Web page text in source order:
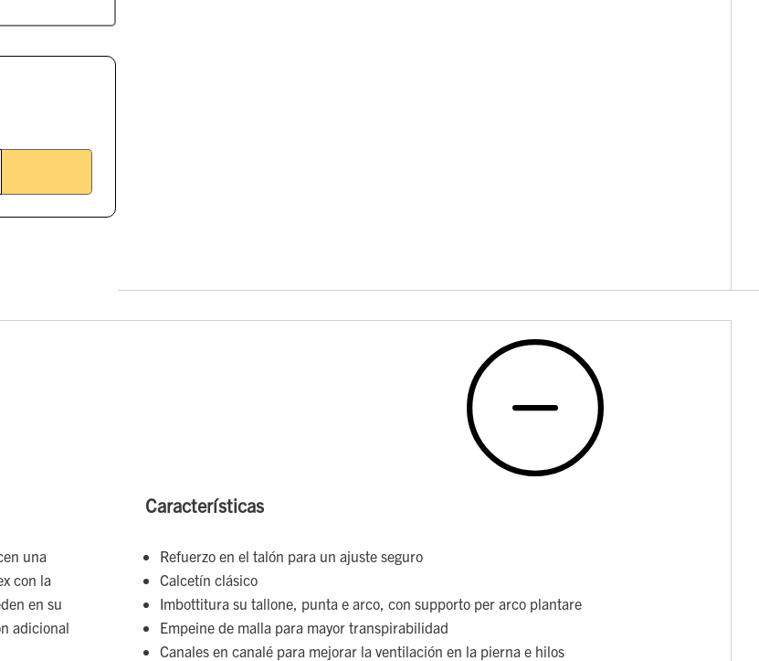
una
con la
en su
adicional
Características
Refuerzo en el talón para un ajuste seguro
Calcetín clásico
Imbottitura su tallone, punta e arco, con supporto per arco plantare
Empeine de malla para mayor transpirabilidad
Canales en canalé para mejorar la ventilación en la pierna e hilos